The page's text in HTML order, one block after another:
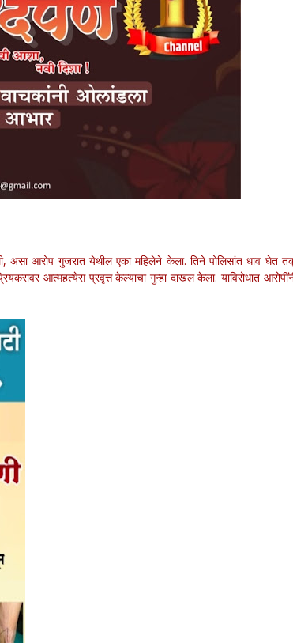
असा आरोप गुजरात येथील एका महिलेने केला. तिने पोलिसांत धाव घेत
आत्महत्येस प्रवृत्त केल्याचा गुन्हा दाखल केला. याविरोधात
" सांगली दर्पण